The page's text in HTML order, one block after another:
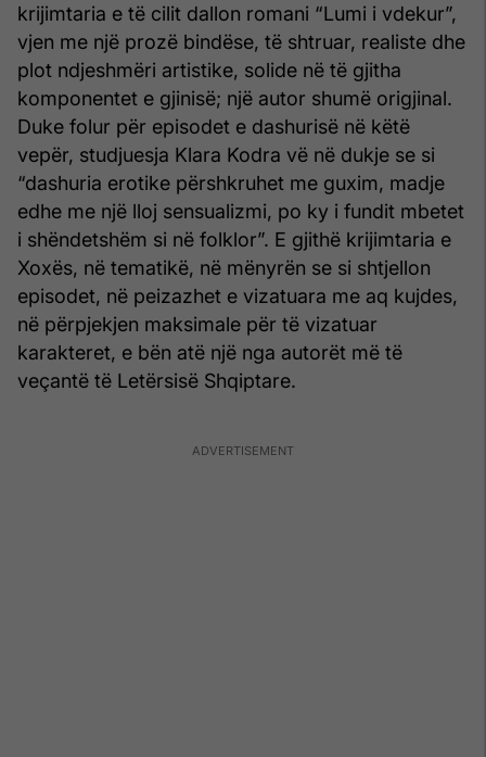
krijimtaria e të cilit dallon romani “Lumi i vdekur”,
vjen me një prozë bindëse, të shtruar, realiste dhe
plot ndjeshmëri artistike, solide në të gjitha
komponentet e gjinisë; një autor shumë origjinal.
Duke folur për episodet e dashurisë në këtë
vepër, studjuesja Klara Kodra vë në dukje se si
“dashuria erotike përshkruhet me guxim, madje
edhe me një lloj sensualizmi, po ky i fundit mbetet
i shëndetshëm si në folklor”. E gjithë krijimtaria e
Xoxës, në tematikë, në mënyrën se si shtjellon
episodet, në peizazhet e vizatuara me aq kujdes,
në përpjekjen maksimale për të vizatuar
karakteret, e bën atë një nga autorët më të
veçantë të Letërsisë Shqiptare.